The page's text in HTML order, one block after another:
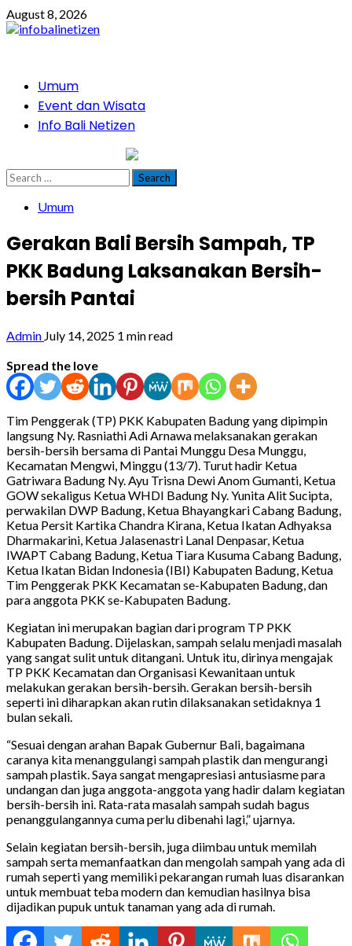
Skip
to
August 8, 2026
PrimaryUmum
Event dan Wisata
Info Bali Netizen
Search
for:
Umum
Gerakan Bali Bersih Sampah, TP
PKK Badung Laksanakan Bersih-
bersih Pantai
Admin July 14, 2025 1 min read
Spread the love
Tim Penggerak (TP) PKK Kabupaten Badung yang dipimpin
langsung Ny. Rasniathi Adi Arnawa melaksanakan gerakan
bersih-bersih bersama di Pantai Munggu Desa Munggu,
Kecamatan Mengwi, Minggu (13/7). Turut hadir Ketua
Gatriwara Badung Ny. Ayu Trisna Dewi Anom Gumanti, Ketua
GOW sekaligus Ketua WHDI Badung Ny. Yunita Alit Sucipta,
perwakilan DWP Badung, Ketua Bhayangkari Cabang Badung,
Ketua Persit Kartika Chandra Kirana, Ketua Ikatan Adhyaksa
Dharmakarini, Ketua Jalasenastri Lanal Denpasar, Ketua
IWAPT Cabang Badung, Ketua Tiara Kusuma Cabang Badung,
Ketua Ikatan Bidan Indonesia (IBI) Kabupaten Badung, Ketua
Tim Penggerak PKK Kecamatan se-Kabupaten Badung, dan
para anggota PKK se-Kabupaten Badung.
Kegiatan ini merupakan bagian dari program TP PKK
Kabupaten Badung. Dijelaskan, sampah selalu menjadi masalah
yang sangat sulit untuk ditangani. Untuk itu, dirinya mengajak
TP PKK Kecamatan dan Organisasi Kewanitaan untuk
melakukan gerakan bersih-bersih. Gerakan bersih-bersih
seperti ini diharapkan akan rutin dilaksanakan setidaknya 1
bulan sekali.
“Sesuai dengan arahan Bapak Gubernur Bali, bagaimana
caranya kita menanggulangi sampah plastik dan mengurangi
sampah plastik. Saya sangat mengapresiasi antusiasme para
undangan dan juga anggota-anggota yang hadir dalam kegiatan
bersih-bersih ini. Rata-rata masalah sampah sudah bagus
penanggulangannya cuma perlu dibenahi lagi,” ujarnya.
Selain kegiatan bersih-bersih, juga diimbau untuk memilah
sampah serta memanfaatkan dan mengolah sampah yang ada di
rumah seperti yang memiliki pekarangan rumah luas disarankan
untuk membuat teba modern dan kemudian hasilnya bisa
dijadikan pupuk untuk tanaman yang ada di rumah.